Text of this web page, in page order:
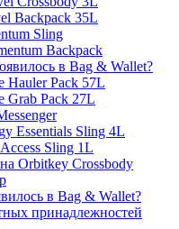
Backpack 35L
Sling
Backpack
в Bag & Wallet?
Hauler Pack 57L
Grab Pack 27L
Essentials Sling 4L
Sling 1L
Orbitkey Crossbody
в Bag & Wallet?
принадлежностей